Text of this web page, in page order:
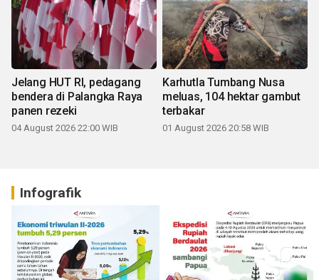
Jelang HUT RI, pedagang
bendera di Palangka Raya
panen rezeki
04 August 2026 22:00 WIB
Karhutla Tumbang Nusa
meluas, 104 hektar gambut
terbakar
01 August 2026 20:58 WIB
Infografik